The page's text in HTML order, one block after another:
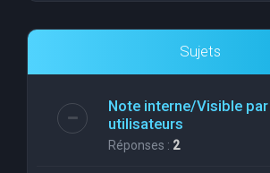
Sujets
Note interne/Visible
utilisateurs
Réponses : 2